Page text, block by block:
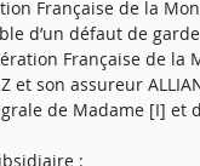
Française de la
d’un défaut de
Française de la
et son assureur
de Madame [I] et
: